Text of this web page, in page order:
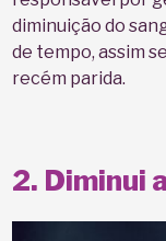
diminuição do
de tempo, assim
recém parida.
2. Diminui